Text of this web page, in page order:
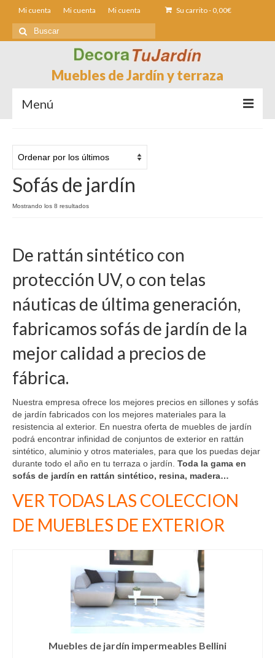
Mi cuenta Mi cuenta Mi cuenta Su carrito- 0,00€
Buscar
por:
Muebles de Jardín y terraza
Menú
Sillas de Jardin
Mesas de jardín
Contacto
Madrid
Barcelona
Sofás de jardín
Mostrando los 8 resultadosOrdenado
De rattán sintético con
protección UV, o con telas
náuticas de última generación,
fabricamos sofás de jardín de la
mejor calidad a precios de
fábrica.
Nuestra empresa ofrece los mejores precios en sillones y sofás
de jardín fabricados con los mejores materiales para la
resistencia al exterior. En nuestra oferta de muebles de jardín
podrá encontrar infinidad de conjuntos de exterior en rattán
sintético, aluminio y otros materiales, para que los puedas dejar
durante todo el año en tu terraza o jardín. Toda la gama en
sofás de jardín en rattán sintético, resina, madera…
VER TODAS LAS COLECCION
DE MUEBLES DE EXTERIOR
Muebles de jardín impermeables Bellini